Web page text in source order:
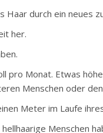
Haar durch ein neues
her.
pro Monat. Etwas
Menschen oder
Meter im Laufe
Menschen